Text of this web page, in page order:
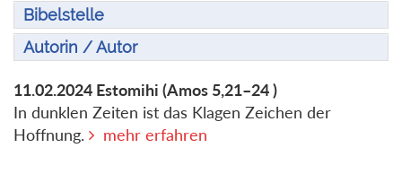
Bibelstelle
Autorin / Autor
11.02.2024 Estomihi (Amos 5,21–24 )
In dunklen Zeiten ist das Klagen Zeichen der
Hoffnung.
mehr erfahren